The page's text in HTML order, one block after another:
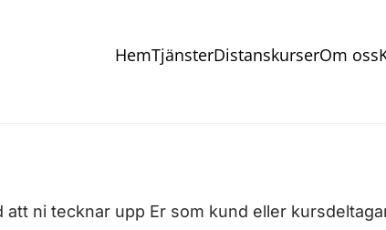
HemTjänsterDistanskurserOm oss
ni tecknar upp Er som kund eller